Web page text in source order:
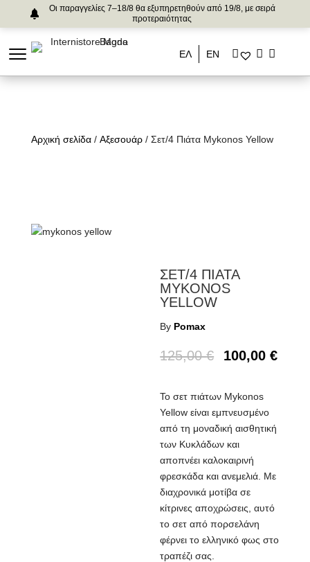
Οι παραγγελίες 7–18/8 θα εξυπηρετηθούν από 19/8, με σειρά
προτεραιότητας
ΕΛ ΕΝ
Αρχική σελίδα/ Αξεσουάρ/ Σετ/4 Πιάτα Mykonos Yellow
ΣΕΤ/4 ΠΙΑΤΑ
MYKONOS
YELLOW
By Pomax
125,00€ 100,00€
Το σετ πιάτων Mykonos
Yellow είναι εμπνευσμένο
από τη μοναδική αισθητική
των Κυκλάδων και
αποπνέει καλοκαιρινή
φρεσκάδα και ανεμελιά. Με
διαχρονικά μοτίβα σε
κίτρινες αποχρώσεις, αυτό
το σετ από πορσελάνη
φέρνει το ελληνικό φως στο
τραπέζι σας.